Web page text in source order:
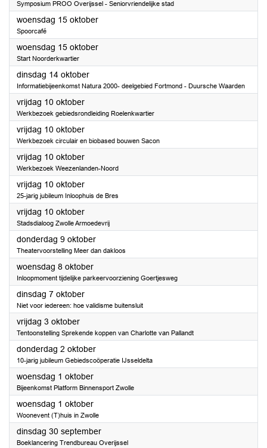
Symposium PROO Overijssel - Seniorvriendelijke stad
woensdag 15 oktober2025
Spoorcafé
woensdag 15 oktober2025
Start Noorderkwartier
dinsdag 14 oktober2025
Informatiebijeenkomst Natura 2000- deelgebied Fortmond - Duursche Waarden
vrijdag 10 oktober2025
Werkbezoek gebiedsrondleiding Roelenkwartier
vrijdag 10 oktober2025
Werkbezoek circulair en biobased bouwen Sacon
vrijdag 10 oktober2025
Werkbezoek Weezenlanden-Noord
vrijdag 10 oktober2025
25-jarig jubileum Inloophuis de Bres
vrijdag 10 oktober2025
Stadsdialoog Zwolle Armoedevrij
donderdag 9 oktober2025
Theatervoorstelling Meer dan dakloos
woensdag 8 oktober2025
Inloopmoment tijdelijke parkeervoorziening Goertjesweg
dinsdag 7 oktober2025
Niet voor iedereen: hoe validisme buitensluit
vrijdag 3 oktober2025
Tentoonstelling Sprekende koppen van Charlotte van Pallandt
donderdag 2 oktober2025
10-jarig jubileum Gebiedscoöperatie IJsseldelta
woensdag 1 oktober2025
Bijeenkomst Platform Binnensport Zwolle
woensdag 1 oktober2025
Woonevent (T)huis in Zwolle
dinsdag 30 september2025
Boeklancering Trendbureau Overijssel